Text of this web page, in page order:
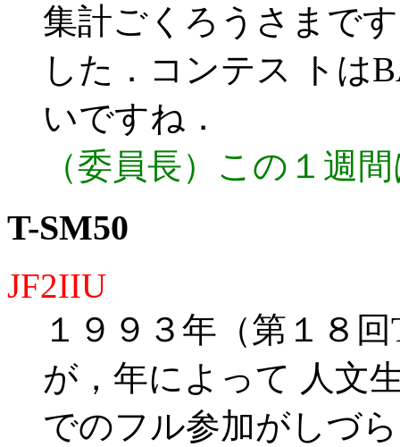
集計ごくろうさまで
した．コンテス トは
いですね．
（委員長）この１週
T-SM50
JF2IIU
１９９３年（第１８
が，年によって 人文
でのフル参加がしづ